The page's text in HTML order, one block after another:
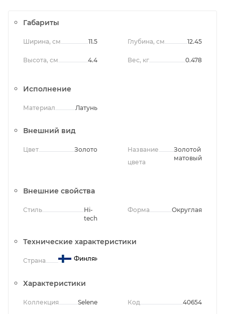
Габариты
Ширина, см 11.5
Высота, см 4.4
Глубина, см 12.45
Вес, кг 0.478
Исполнение
Материал Латунь
Внешний вид
Цвет Золото
Название
цвета
Золотой
матовый
Внешние свойства
Стиль
Hi-
tech
Форма Округлая
Технические характеристики
Страна Финляндия
Характеристики
Коллекция Selene Код 40654